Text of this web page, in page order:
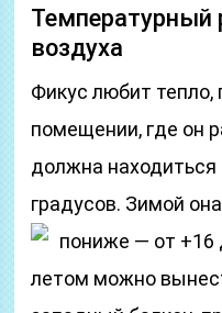
воздуха
Фикус любит тепло,
помещении, где он
должна
градусов. Зимой
пониже — от +16
летом можно